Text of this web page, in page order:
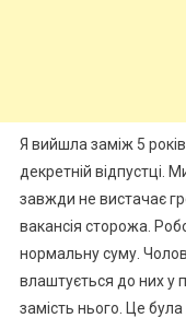
Я вийшла заміж 5
декретній відпустці.
завжди не вистачає
вакансія сторожа.
нормальну суму.
влаштується до них у
замість нього. Це